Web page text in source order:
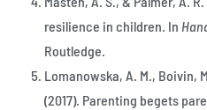
resilience in children. In
Routledge.
Lomanowska, A. M., Boivin,
(2017). Parenting begets